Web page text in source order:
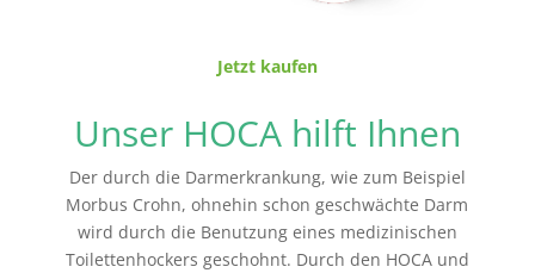
Jetzt kaufen
Unser HOCA hilft Ihnen
Der durch die Darmerkrankung, wie zum Beispiel
Morbus Crohn, ohnehin schon geschwächte Darm
wird durch die Benutzung eines medizinischen
Toilettenhockers geschohnt. Durch den HOCA und